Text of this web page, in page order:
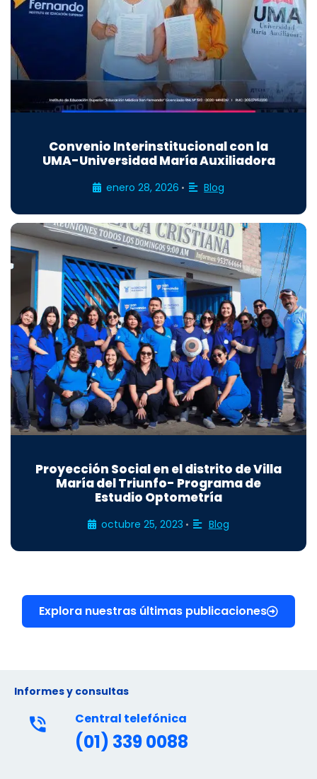
Convenio Interinstitucional con la
UMA-Universidad María Auxiliadora
enero 28, 2026 • Blog
Proyección Social en el distrito de Villa
María del Triunfo- Programa de
Estudio Optometría
octubre 25, 2023 • Blog
Explora nuestras últimas publicaciones
Informes y consultas
Central telefónica
(01) 339 0088